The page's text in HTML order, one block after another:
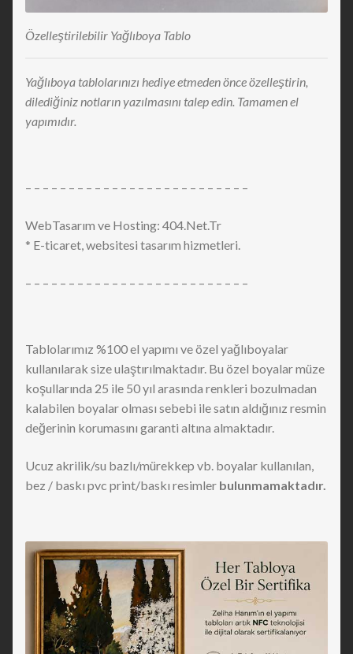
Özelleştirilebilir Yağlıboya Tablo
Yağlıboya tablolarınızı hediye etmeden önce özelleştirin,
dilediğiniz notların yazılmasını talep edin. Tamamen el
yapımıdır.
– – – – – – – – – – – – – – – – – – – – – – – – – –
WebTasarım ve Hosting: 404.Net.Tr
* E-ticaret, websitesi tasarım hizmetleri.
– – – – – – – – – – – – – – – – – – – – – – – – – –
Tablolarımız %100 el yapımı ve özel yağlıboyalar
kullanılarak size ulaştırılmaktadır. Bu özel boyalar müze
koşullarında 25 ile 50 yıl arasında renkleri bozulmadan
kalabilen boyalar olması sebebi ile satın aldığınız resmin
değerinin korumasını garanti altına almaktadır.
Ucuz akrilik/su bazlı/mürekkep vb. boyalar kullanılan,
bez / baskı pvc print/baskı resimler bulunmamaktadır.